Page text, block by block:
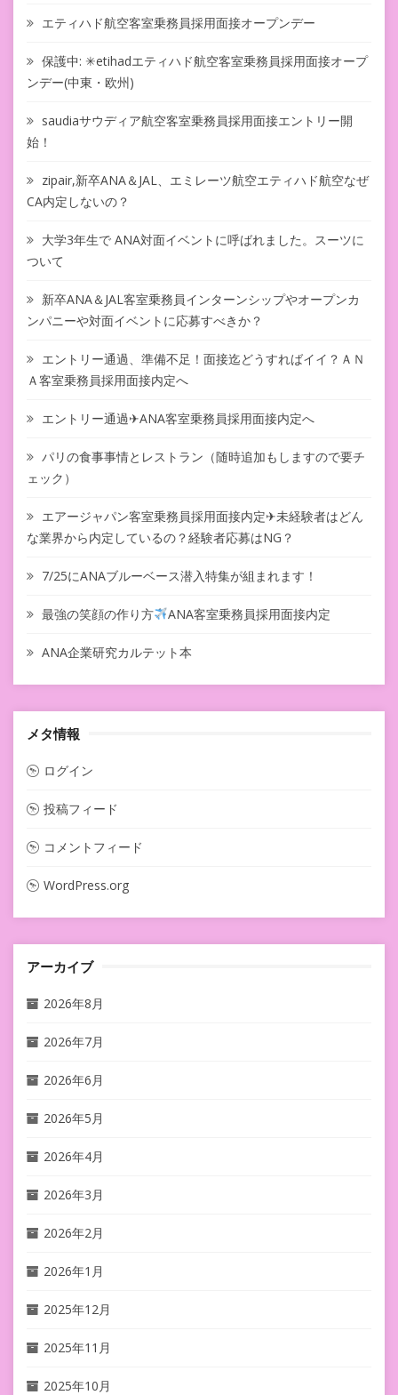
エティハド航空客室乗務員採用面接オープンデー
保護中: ✳︎etihadエティハド航空客室乗務員採用面接オープ
ンデー(中東・欧州)
saudiaサウディア航空客室乗務員採用面接エントリー開
始！
zipair,新卒ANA＆JAL、エミレーツ航空エティハド航空なぜ
CA内定しないの？
大学3年生で ANA対面イベントに呼ばれました。スーツに
ついて
新卒ANA＆JAL客室乗務員インターンシップやオープンカ
ンパニーや対面イベントに応募すべきか？
エントリー通過、準備不足！面接迄どうすればイイ？ＡＮ
Ａ客室乗務員採用面接内定へ
エントリー通過✈ANA客室乗務員採用面接内定へ
パリの食事事情とレストラン（随時追加もしますので要チ
ェック）
エアージャパン客室乗務員採用面接内定✈未経験者はどん
な業界から内定しているの？経験者応募はNG？
7/25にANAブルーベース潜入特集が組まれます！
最強の笑顔の作り方 ANA客室乗務員採用面接内定
ANA企業研究カルテット本
メタ情報
ログイン
投稿フィード
コメントフィード
WordPress.org
アーカイブ
2026年8月
2026年7月
2026年6月
2026年5月
2026年4月
2026年3月
2026年2月
2026年1月
2025年12月
2025年11月
2025年10月